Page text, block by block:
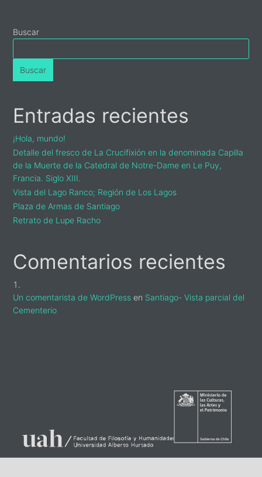
Buscar
Buscar
Entradas recientes
¡Hola, mundo!
Detalle del fresco de La Crucifixión en la denominada Capilla
de la Muerte de la Catedral de Notre-Dame en Le Puy,
Francia. Siglo XIII.
Vista del Lago Ranco; Región de Los Lagos
Plaza de Armas de Santiago
Retrato de Lupe Racho
Comentarios recientes
Un comentarista de WordPress en Santiago- Vista parcial del
Cementerio